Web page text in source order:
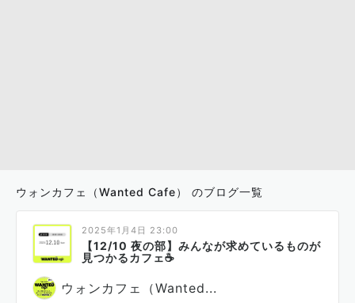
ウォンカフェ（Wanted Cafe） のブログ一覧
2025年1月4日 23:00
【12/10 夜の部】みんなが求めているものが
見つかるカフェ☕
ウォンカフェ（Wanted...